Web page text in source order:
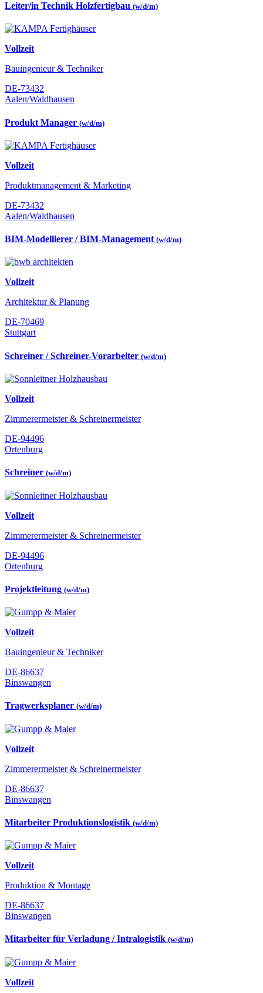
Leiter/in Technik Holzfertigbau (w/d/m)
Vollzeit
Bauingenieur & Techniker
DE-73432
Aalen/Waldhausen
Produkt Manager (w/d/m)
Vollzeit
Produktmanagement & Marketing
DE-73432
Aalen/Waldhausen
BIM-Modellierer / BIM-Management (w/d/m)
Vollzeit
Architektur & Planung
DE-70469
Stuttgart
Schreiner / Schreiner-Vorarbeiter (w/d/m)
Vollzeit
Zimmerermeister & Schreinermeister
DE-94496
Ortenburg
Schreiner (w/d/m)
Vollzeit
Zimmerermeister & Schreinermeister
DE-94496
Ortenburg
Projektleitung (w/d/m)
Vollzeit
Bauingenieur & Techniker
DE-86637
Binswangen
Tragwerksplaner (w/d/m)
Vollzeit
Zimmerermeister & Schreinermeister
DE-86637
Binswangen
Mitarbeiter Produktionslogistik (w/d/m)
Vollzeit
Produktion & Montage
DE-86637
Binswangen
Mitarbeiter für Verladung / Intralogistik (w/d/m)
Vollzeit